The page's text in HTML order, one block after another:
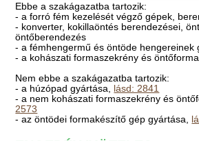
Ebbe a szakágazatba tartozik:
- a forró fém kezelését végző gépek,
- konverter, kokillaöntés berendezései,
öntőberendezés
- a fémhengermű és öntöde hengereinek
- a kohászati formaszekrény és
Nem ebbe a szakágazatba tartozik:
- a húzópad gyártása, lásd: 2841
- a nem kohászati formaszekrény és
2573
- az öntödei formakészítő gép gyártása,